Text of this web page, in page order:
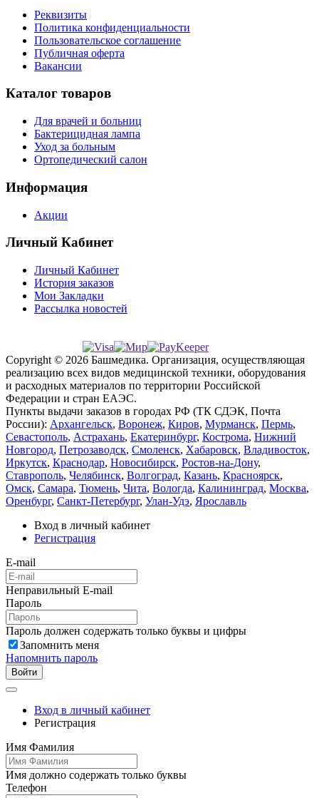
Реквизиты
Политика конфиденциальности
Пользовательское соглашение
Публичная оферта
Вакансии
Каталог товаров
Для врачей и больниц
Бактерицидная лампа
Уход за больным
Ортопедический салон
Информация
Акции
Личный Кабинет
Личный Кабинет
История заказов
Мои Закладки
Рассылка новостей
Copyright © 2026 Башмедика. Организация, осуществляющая
реализацию всех видов медицинской техники, оборудования
и расходных материалов по территории Российской
Федерации и стран ЕАЭС.
Пункты выдачи заказов в городах РФ (ТК СДЭК, Почта
России): Архангельск, Воронеж, Киров, Мурманск, Пермь,
Севастополь, Астрахань, Екатеринбург, Кострома, Нижний
Новгород, Петрозаводск, Смоленск, Хабаровск, Владивосток,
Иркутск, Краснодар, Новосибирск, Ростов-на-Дону,
Ставрополь, Челябинск, Волгоград, Казань, Красноярск,
Омск, Самара, Тюмень, Чита, Вологда, Калининград, Москва,
Оренбург, Санкт-Петербург, Улан-Удэ, Ярославль
Вход в личный кабинет
Регистрация
E-mail
Неправильный E-mail
Пароль
Пароль должен содержать только буквы и цифры
Запомнить меня
Напомнить пароль
Войти
Вход в личный кабинет
Регистрация
Имя Фамилия
Имя должно содержать только буквы
Телефон